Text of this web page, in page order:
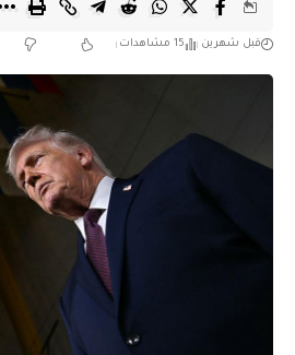
قبل شهرين 15 مشاهدات